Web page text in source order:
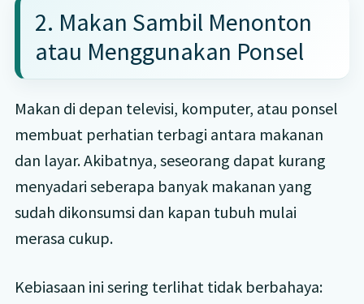
2. Makan Sambil Menonton
atau Menggunakan Ponsel
Makan di depan televisi, komputer, atau ponsel
membuat perhatian terbagi antara makanan
dan layar. Akibatnya, seseorang dapat kurang
menyadari seberapa banyak makanan yang
sudah dikonsumsi dan kapan tubuh mulai
merasa cukup.
Kebiasaan ini sering terlihat tidak berbahaya: